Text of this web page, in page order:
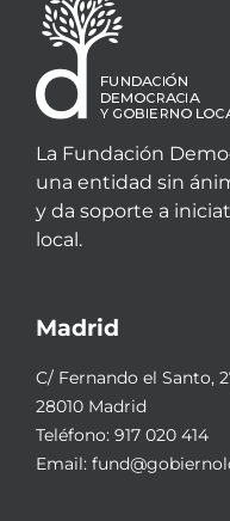
La Fundación
una entidad sin
y da soporte a
local.
Madrid
C/ Fernando el Santo,
28010 Madrid
Teléfono: 917 020 414
Email: